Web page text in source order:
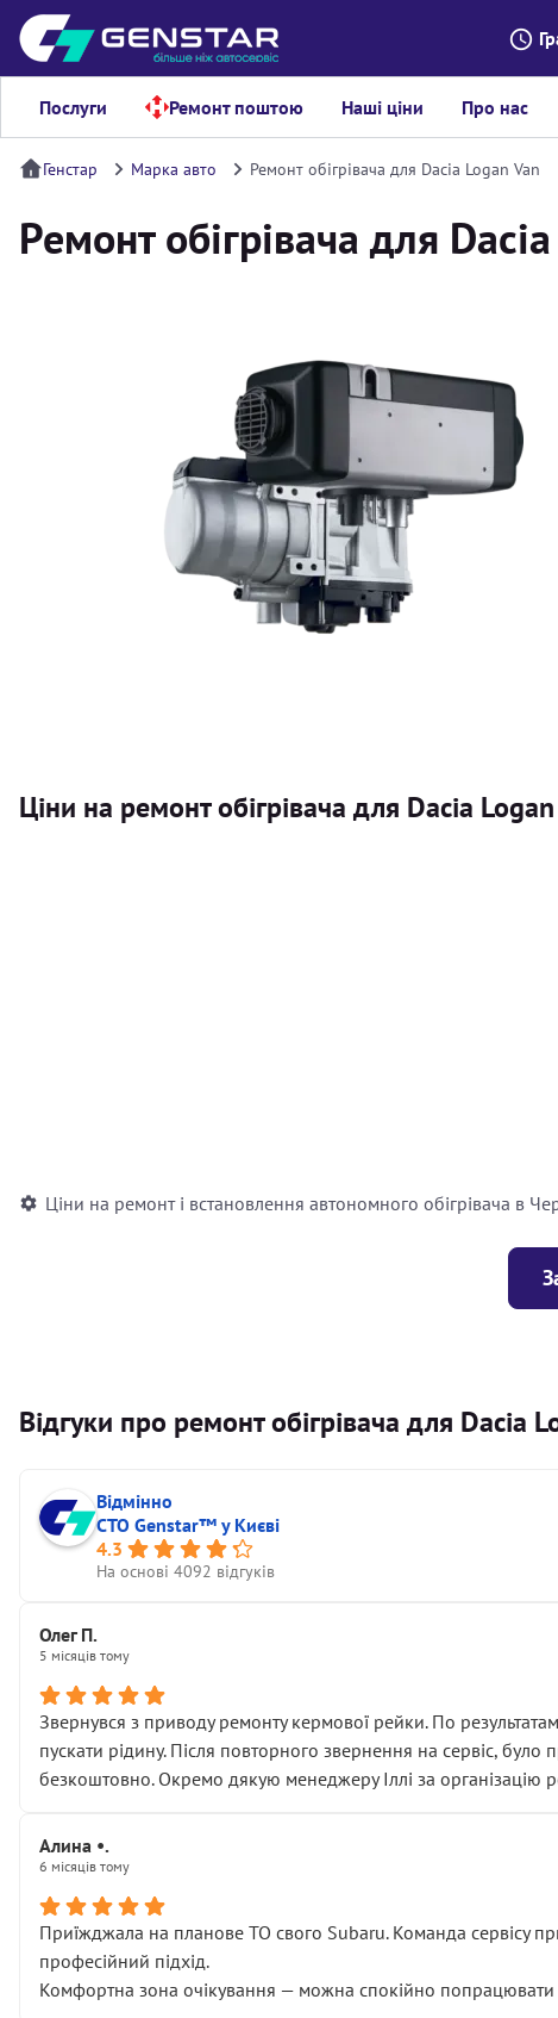
Послуги Ремонт поштою Наші ціни Про нас
Генстар Марка авто Ремонт обігрівача для Dacia Logan Van
Ремонт обігрівача для
Ціни на ремонт обігрівача для Dacia
Ціни на ремонт і встановлення автономного обігрівача в
Відгуки про ремонт обігрівача для Dacia
Відмінно
СТО Genstar™ у Києві
4.3
На основі 4092 відгуків
Олег П.
5 місяців тому
Звернувся з приводу ремонту кермової рейки. По
пускати рідину. Після повторного звернення на сервіс,
безкоштовно. Окремо дякую менеджеру Іллі за організацію
Алина •.
6 місяців тому
Приїжджала на планове ТО свого Subaru. Команда сервісу
професійний підхід.
Комфортна зона очікування — можна спокійно попрацювати